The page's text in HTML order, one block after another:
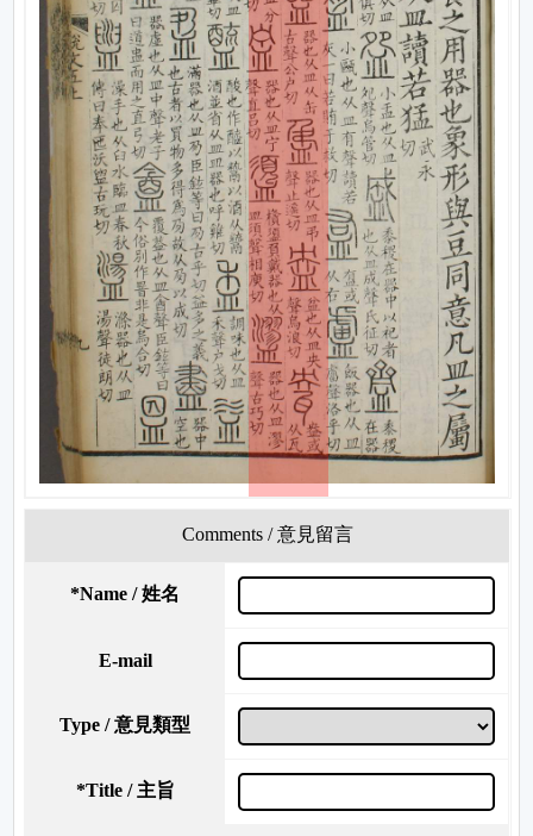
Comments / 意見留言
*Name / 姓名
E-mail
Type / 意見類型
*Title / 主旨